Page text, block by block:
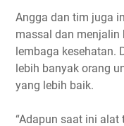
Angga dan tim juga
massal dan menjalin
lembaga kesehatan.
lebih banyak orang
yang lebih baik.
“Adapun saat ini